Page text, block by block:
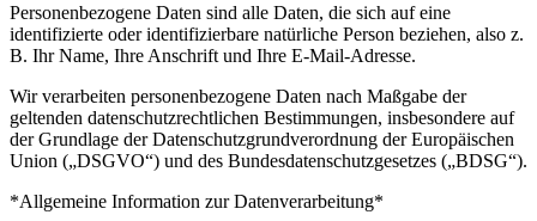
Personenbezogene Daten sind alle Daten, die sich auf eine
identifizierte oder identifizierbare natürliche Person beziehen, also z.
B. Ihr Name, Ihre Anschrift und Ihre E-Mail-Adresse.
Wir verarbeiten personenbezogene Daten nach Maßgabe der
geltenden datenschutzrechtlichen Bestimmungen, insbesondere auf
der Grundlage der Datenschutzgrundverordnung der Europäischen
Union („DSGVO“) und des Bundesdatenschutzgesetzes („BDSG“).
*Allgemeine Information zur Datenverarbeitung*